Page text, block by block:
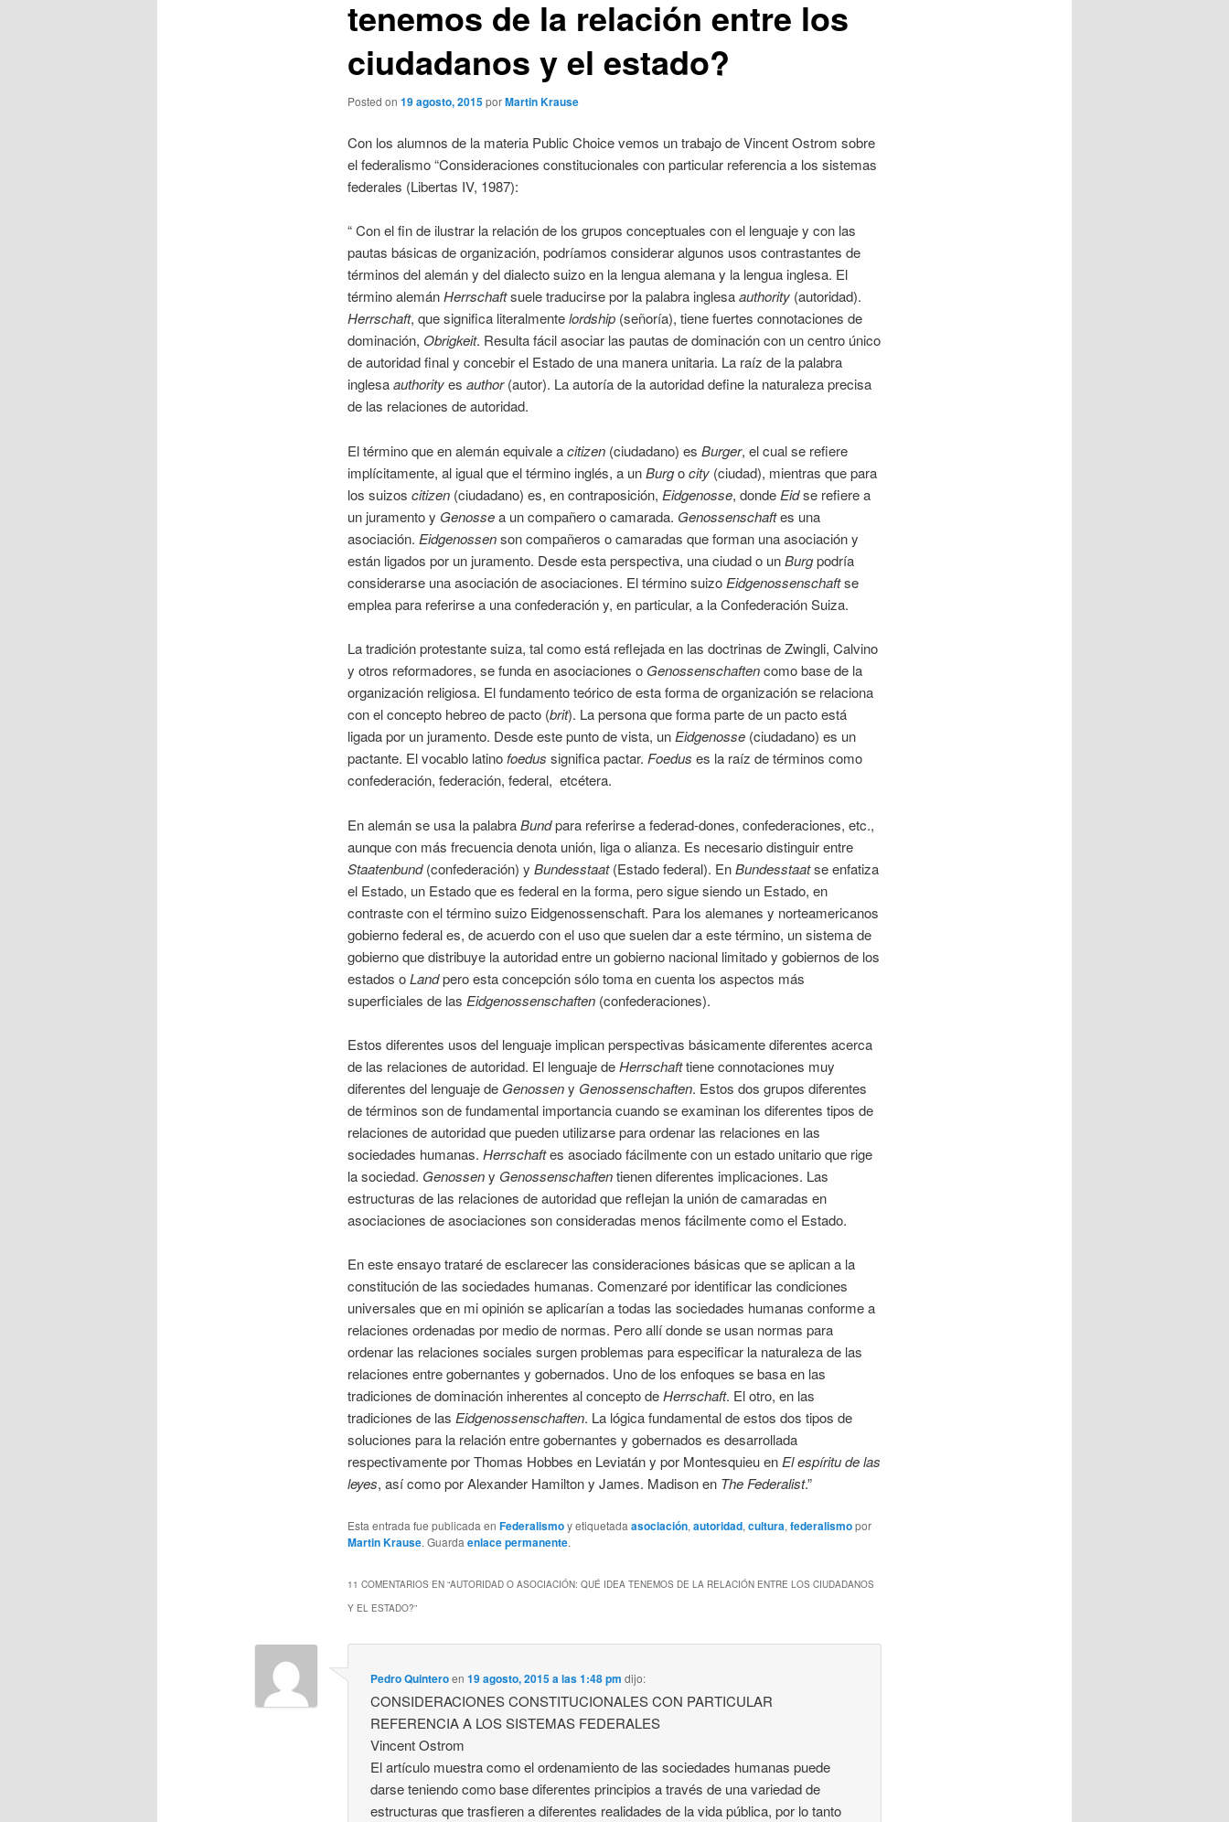
tenemos de la relación entre los
ciudadanos y el estado?
Posted on 19 agosto, 2015porMartin Krause
Con los alumnos de la materia Public Choice vemos un trabajo de Vincent Ostrom sobre
el federalismo “Consideraciones constitucionales con particular referencia a los sistemas
federales (Libertas IV, 1987):
“ Con el fin de ilustrar la relación de los grupos conceptuales con el lenguaje y con las
pautas básicas de organización, podríamos considerar algunos usos contrastantes de
términos del alemán y del dialecto suizo en la lengua alemana y la lengua inglesa. El
término alemánHerrschaftsuele traducirse por la palabra inglesaauthority(autoridad).
Herrschaft, que significa literalmentelordship(señoría), tiene fuertes connotaciones de
dominación, Obrigkeit. Resulta fácil asociar las pautas de dominación con un centro único
de autoridad final y concebir el Estado de una manera unitaria. La raíz de la palabra
inglesaauthorityes author(autor). La autoría de la autoridad define la naturaleza precisa
de las relaciones de autoridad.
El término que en alemán equivale acitizen(ciudadano) es Burger, el cual se refiere
implícitamente, al igual que el término inglés, a unBurgocity(ciudad), mientras que para
los suizos citizen(ciudadano) es, en contraposición, Eidgenosse, donde Eidse refiere a
un juramento y Genossea un compañero o camarada. Genossenschaftes una
asociación. Eidgenossenson compañeros o camaradas que forman una asociación y
están ligados por un juramento. Desde esta perspectiva, una ciudad o unBurgpodría
considerarse una asociación de asociaciones. El término suizo Eidgenossenschaftse
emplea para referirse a una confederación y, en particular, a la Confederación Suiza.
La tradición protestante suiza, tal como está reflejada en las doctrinas de Zwingli, Calvino
y otros reformadores, se funda en asociaciones o Genossenschaftencomo base de la
organización religiosa. El fundamento teórico de esta forma de organización se relaciona
con el concepto hebreo de pacto (brit). La persona que forma parte de un pacto está
ligada por un juramento. Desde este punto de vista, unEidgenosse(ciudadano) es un
pactante. El vocablo latinofoedus significa pactar. Foedus es la raíz de términos como
confederación, federación, federal, etcétera.
En alemán se usa la palabraBundpara referirse a federad-dones, confederaciones, etc.,
aunque con más frecuencia denota unión, liga o alianza. Es necesario distinguir entre
Staatenbund(confederación) y Bundesstaat(Estado federal). EnBundesstaatse enfatiza
el Estado, un Estado que es federal en la forma, pero sigue siendo un Estado, en
contraste con el término suizo Eidgenossenschaft. Para los alemanes y norteamericanos
gobierno federal es, de acuerdo con el uso que suelen dar a este término, un sistema de
gobierno que distribuye la autoridad entre un gobierno nacional limitado y gobiernos de los
estados oLandpero esta concepción sólo toma en cuenta los aspectos más
superficiales de las Eidgenossenschaften(confederaciones).
Estos diferentes usos del lenguaje implican perspectivas básicamente diferentes acerca
de las relaciones de autoridad. El lenguaje deHerrschafttiene connotaciones muy
diferentes del lenguaje de Genosseny Genossenschaften. Estos dos grupos diferentes
de términos son de fundamental importancia cuando se examinan los diferentes tipos de
relaciones de autoridad que pueden utilizarse para ordenar las relaciones en las
sociedades humanas. Herrschaftes asociado fácilmente con un estado unitario que rige
la sociedad. Genosseny Genossenschaftentienen diferentes implicaciones. Las
estructuras de las relaciones de autoridad que reflejan la unión de camaradas en
asociaciones de asociaciones son consideradas menos fácilmente como el Estado.
En este ensayo trataré de esclarecer las consideraciones básicas que se aplican a la
constitución de las sociedades humanas. Comenzaré por identificar las condiciones
universales que en mi opinión se aplicarían a todas las sociedades humanas conforme a
relaciones ordenadas por medio de normas. Pero allí donde se usan normas para
ordenar las relaciones sociales surgen problemas para especificar la naturaleza de las
relaciones entre gobernantes y gobernados. Uno de los enfoques se basa en las
tradiciones de dominación inherentes al concepto deHerrschaft. El otro, en las
tradiciones de las Eidgenossenschaften. La lógica fundamental de estos dos tipos de
soluciones para la relación entre gobernantes y gobernados es desarrollada
respectivamente por Thomas Hobbes en Leviatán y por Montesquieu enEl espíritu de las
leyes, así como por Alexander Hamilton y James. Madison en The Federalist.”
Esta entrada fue publicada en Federalismoy etiquetada asociación, autoridad, cultura, federalismopor
Martin Krause. Guarda enlace permanente.
11 COMENTARIOS EN “AUTORIDAD O ASOCIACIÓN: QUÉ IDEA TENEMOS DE LA RELACIÓN ENTRE LOS CIUDADANOS
Y EL ESTADO?”
Pedro Quinteroen19 agosto, 2015 a las 1:48 pm dijo:
CONSIDERACIONES CONSTITUCIONALES CON PARTICULAR
REFERENCIA A LOS SISTEMAS FEDERALES
Vincent Ostrom
El artículo muestra como el ordenamiento de las sociedades humanas puede
darse teniendo como base diferentes principios a través de una variedad de
estructuras que trasfieren a diferentes realidades de la vida pública, por lo tanto